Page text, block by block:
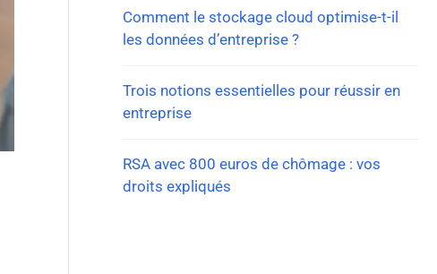
Comment le stockage cloud optimise-t-il
les données d’entreprise ?
Trois notions essentielles pour réussir en
entreprise
RSA avec 800 euros de chômage : vos
droits expliqués